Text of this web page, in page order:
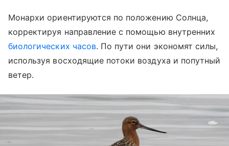
Монархи ориентируются по положению Солнца,
корректируя направление с помощью внутренних
биологических часов. По пути они экономят силы,
используя восходящие потоки воздуха и попутный
ветер.